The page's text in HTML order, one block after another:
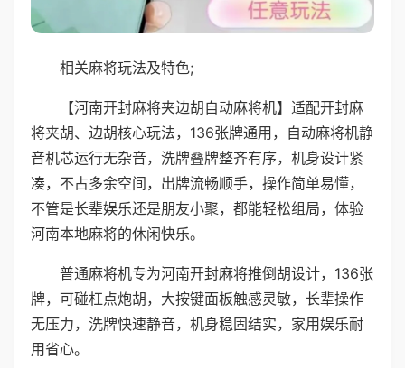
相关麻将玩法及特色;
【河南开封麻将夹边胡自动麻将机】适配开封麻
将夹胡、边胡核心玩法，136张牌通用，自动麻将机静
音机芯运行无杂音，洗牌叠牌整齐有序，机身设计紧
凑，不占多余空间，出牌流畅顺手，操作简单易懂，
不管是长辈娱乐还是朋友小聚，都能轻松组局，体验
河南本地麻将的休闲快乐。
普通麻将机专为河南开封麻将推倒胡设计，136张
牌，可碰杠点炮胡，大按键面板触感灵敏，长辈操作
无压力，洗牌快速静音，机身稳固结实，家用娱乐耐
用省心。